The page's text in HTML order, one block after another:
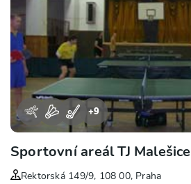
+9
Sportovní areál TJ Malešice
Rektorská 149/9, 108 00, Praha